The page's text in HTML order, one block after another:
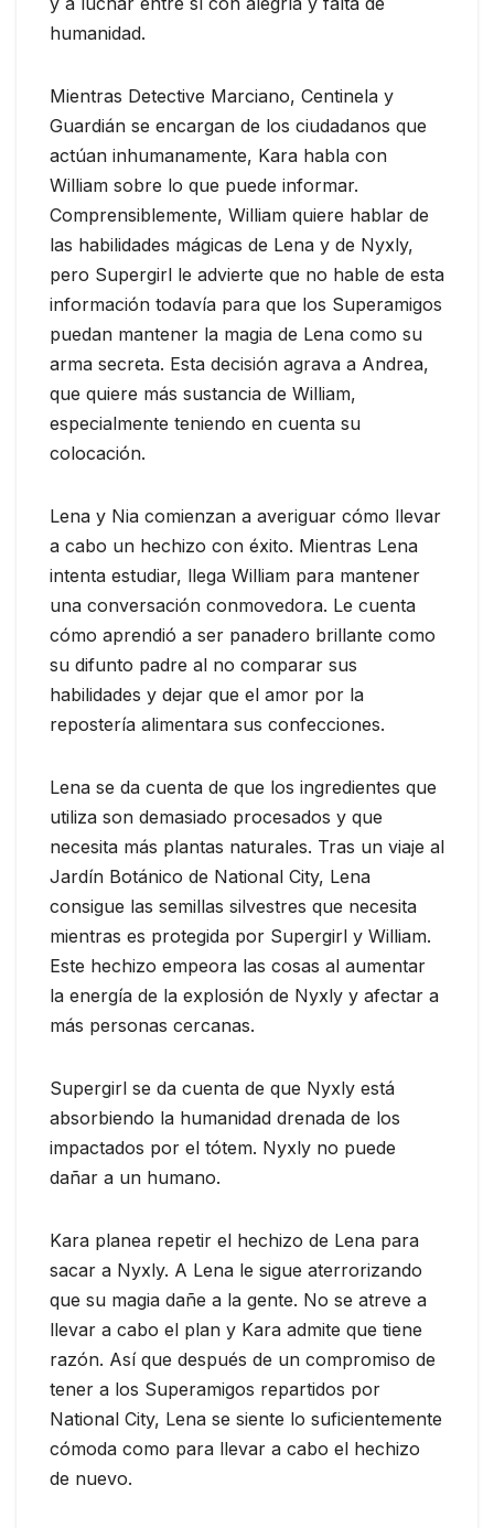
humanidad.
Mientras Detective Marciano, Centinela y
Guardián se encargan de los ciudadanos que
actúan inhumanamente, Kara habla con
William sobre lo que puede informar.
Comprensiblemente, William quiere hablar de
las habilidades mágicas de Lena y de Nyxly,
pero Supergirl le advierte que no hable de esta
información todavía para que los Superamigos
puedan mantener la magia de Lena como su
arma secreta. Esta decisión agrava a Andrea,
que quiere más sustancia de William,
especialmente teniendo en cuenta su
colocación.
Lena y Nia comienzan a averiguar cómo llevar
a cabo un hechizo con éxito. Mientras Lena
intenta estudiar, llega William para mantener
una conversación conmovedora. Le cuenta
cómo aprendió a ser panadero brillante como
su difunto padre al no comparar sus
habilidades y dejar que el amor por la
repostería alimentara sus confecciones.
Lena se da cuenta de que los ingredientes que
utiliza son demasiado procesados y que
necesita más plantas naturales. Tras un viaje al
Jardín Botánico de National City, Lena
consigue las semillas silvestres que necesita
mientras es protegida por Supergirl y William.
Este hechizo empeora las cosas al aumentar
la energía de la explosión de Nyxly y afectar a
más personas cercanas.
Supergirl se da cuenta de que Nyxly está
absorbiendo la humanidad drenada de los
impactados por el tótem. Nyxly no puede
dañar a un humano.
Kara planea repetir el hechizo de Lena para
sacar a Nyxly. A Lena le sigue aterrorizando
que su magia dañe a la gente. No se atreve a
llevar a cabo el plan y Kara admite que tiene
razón. Así que después de un compromiso de
tener a los Superamigos repartidos por
National City, Lena se siente lo suficientemente
cómoda como para llevar a cabo el hechizo
de nuevo.